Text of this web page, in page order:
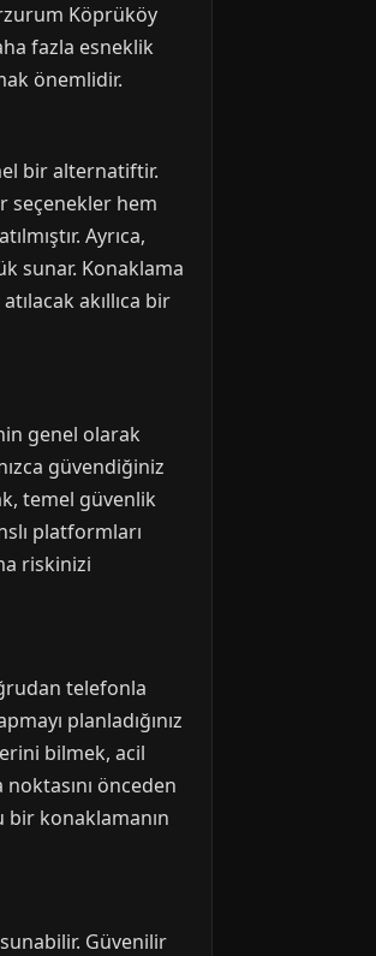
Köprüköy
fazla esneklik
önemlidir.
bir alternatiftir.
seçenekler hem
Ayrıca,
sunar. Konaklama
akıllıca bir
genel olarak
güvendiğiniz
temel güvenlik
platformları
riskinizi
telefonla
planladığınız
bilmek, acil
önceden
konaklamanın
Güvenilir